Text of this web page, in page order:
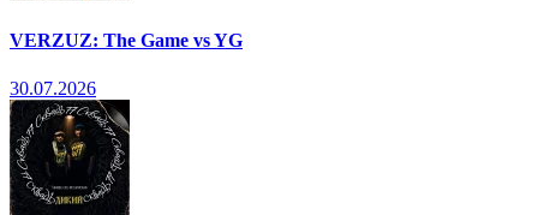
VERZUZ: The Game vs YG
30.07.2026